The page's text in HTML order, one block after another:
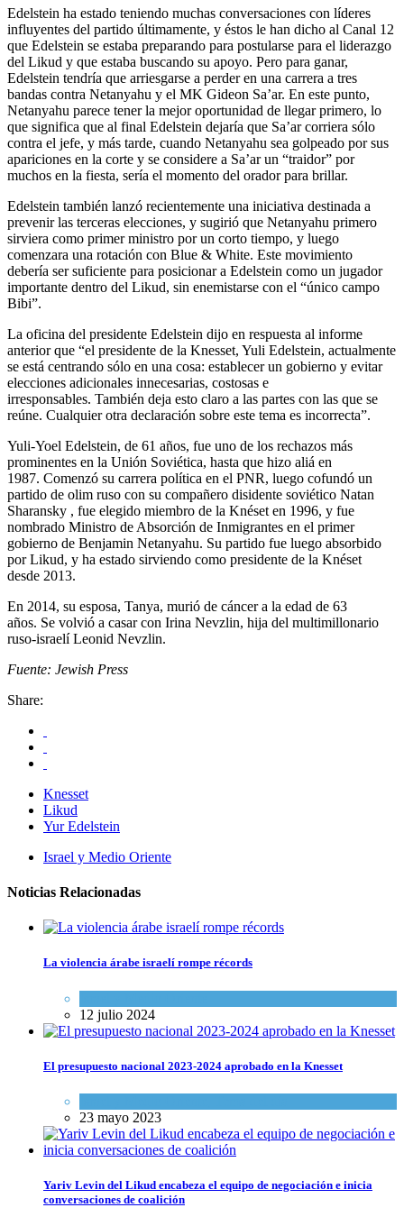
Edelstein ha estado teniendo muchas conversaciones con líderes
influyentes del partido últimamente, y éstos le han dicho al Canal 12
que Edelstein se estaba preparando para postularse para el liderazgo
del Likud y que estaba buscando su apoyo. Pero para ganar,
Edelstein tendría que arriesgarse a perder en una carrera a tres
bandas contra Netanyahu y el MK Gideon Sa’ar. En este punto,
Netanyahu parece tener la mejor oportunidad de llegar primero, lo
que significa que al final Edelstein dejaría que Sa’ar corriera sólo
contra el jefe, y más tarde, cuando Netanyahu sea golpeado por sus
apariciones en la corte y se considere a Sa’ar un “traidor” por
muchos en la fiesta, sería el momento del orador para brillar.
Edelstein también lanzó recientemente una iniciativa destinada a
prevenir las terceras elecciones, y sugirió que Netanyahu primero
sirviera como primer ministro por un corto tiempo, y luego
comenzara una rotación con Blue & White. Este movimiento
debería ser suficiente para posicionar a Edelstein como un jugador
importante dentro del Likud, sin enemistarse con el “único campo
Bibi”.
La oficina del presidente Edelstein dijo en respuesta al informe
anterior que “el presidente de la Knesset, Yuli Edelstein, actualmente
se está centrando sólo en una cosa: establecer un gobierno y evitar
elecciones adicionales innecesarias, costosas e
irresponsables. También deja esto claro a las partes con las que se
reúne. Cualquier otra declaración sobre este tema es incorrecta”.
Yuli-Yoel Edelstein, de 61 años, fue uno de los rechazos más
prominentes en la Unión Soviética, hasta que hizo aliá en
1987. Comenzó su carrera política en el PNR, luego cofundó un
partido de olim ruso con su compañero disidente soviético Natan
Sharansky , fue elegido miembro de la Knéset en 1996, y fue
nombrado Ministro de Absorción de Inmigrantes en el primer
gobierno de Benjamin Netanyahu. Su partido fue luego absorbido
por Likud, y ha estado sirviendo como presidente de la Knéset
desde 2013.
En 2014, su esposa, Tanya, murió de cáncer a la edad de 63
años. Se volvió a casar con Irina Nevzlin, hija del multimillonario
ruso-israelí Leonid Nevzlin.
Fuente: Jewish Press
Share:
Knesset
Likud
Yur Edelstein
Israel y Medio Oriente
Noticias Relacionadas
La violencia árabe israelí rompe récords
12 julio 2024
El presupuesto nacional 2023-2024 aprobado en la Knesset
23 mayo 2023
Yariv Levin del Likud encabeza el equipo de negociación e inicia
conversaciones de coalición